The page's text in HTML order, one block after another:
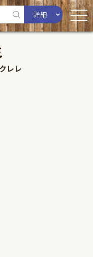
詳細
レレ